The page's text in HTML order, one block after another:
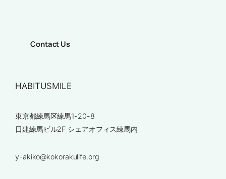
Contact Us
HABITUSMILE
東京都練馬区練馬1-20-8
日建練馬ビル2F シェアオフィス練馬内
y-akiko@kokorakulife.org